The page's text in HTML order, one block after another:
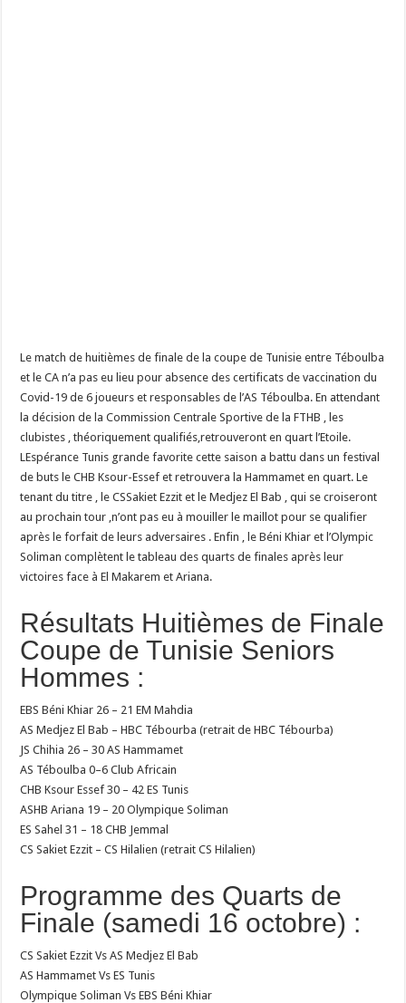
Le match de huitièmes de finale de la coupe de Tunisie entre Téboulba
et le CA n’a pas eu lieu pour absence des certificats de vaccination du
Covid-19 de 6 joueurs et responsables de l’AS Téboulba. En attendant
la décision de la Commission Centrale Sportive de la FTHB , les
clubistes , théoriquement qualifiés,retrouveront en quart l’Etoile.
LEspérance Tunis grande favorite cette saison a battu dans un festival
de buts le CHB Ksour-Essef et retrouvera la Hammamet en quart. Le
tenant du titre , le CSSakiet Ezzit et le Medjez El Bab , qui se croiseront
au prochain tour ,n’ont pas eu à mouiller le maillot pour se qualifier
après le forfait de leurs adversaires . Enfin , le Béni Khiar et l’Olympic
Soliman complètent le tableau des quarts de finales après leur
victoires face à El Makarem et Ariana.
Résultats Huitièmes de Finale
Coupe de Tunisie Seniors
Hommes :
EBS Béni Khiar 26 – 21 EM Mahdia
AS Medjez El Bab – HBC Tébourba (retrait de HBC Tébourba)
JS Chihia 26 – 30 AS Hammamet
AS Téboulba 0–6 Club Africain
CHB Ksour Essef 30 – 42 ES Tunis
ASHB Ariana 19 – 20 Olympique Soliman
ES Sahel 31 – 18 CHB Jemmal
CS Sakiet Ezzit – CS Hilalien (retrait CS Hilalien)
Programme des Quarts de
Finale (samedi 16 octobre) :
CS Sakiet Ezzit Vs AS Medjez El Bab
AS Hammamet Vs ES Tunis
Olympique Soliman Vs EBS Béni Khiar